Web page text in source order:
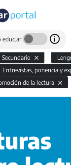
educ.ar
Secundario
Entrevistas, ponencia y
de la lectura